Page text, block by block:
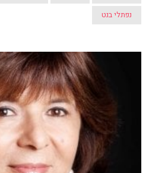
נפתלי בנט